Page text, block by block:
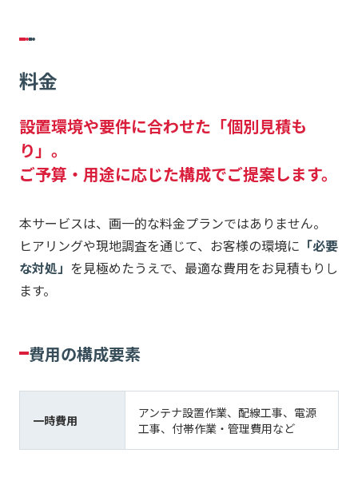
料金
設置環境や要件に合わせた「個別見積も
り」。
ご予算・用途に応じた構成でご提案します。
本サービスは、画一的な料金プランではありません。
ヒアリングや現地調査を通じて、お客様の環境に 「必要
な対処」 を見極めたうえで、最適な費用をお見積もりし
ます。
費用の構成要素
一時費用
アンテナ設置作業、配線工事、電源
工事、付帯作業・管理費用など